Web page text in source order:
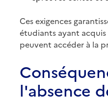
Ces exigences
étudiants ayant
peuvent accéder à la
l'absence